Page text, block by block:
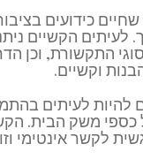
כידועים
הקשיים
התקשורת, וכן
וקשיים.
להיות לעיתים
כספי משק הבית.
לקשר אינטימי